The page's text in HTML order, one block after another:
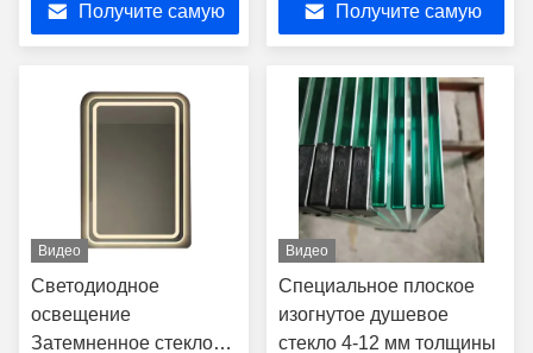
Получите самую
освещением и
дефогором
Получите самую
Видео
Светодиодное
освещение
Затемненное стекло
Видео
Специальное плоское
изогнутое душевое
стекло 4-12 мм толщины